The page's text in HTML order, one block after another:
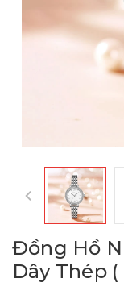
Đồng Hồ
Dây Thép